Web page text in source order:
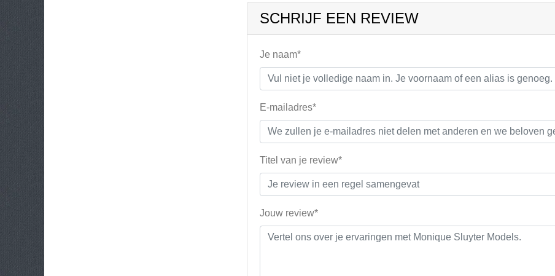
SCHRIJF EEN REVIEW
Je naam*
E-mailadres*
Titel van je review*
Jouw review*